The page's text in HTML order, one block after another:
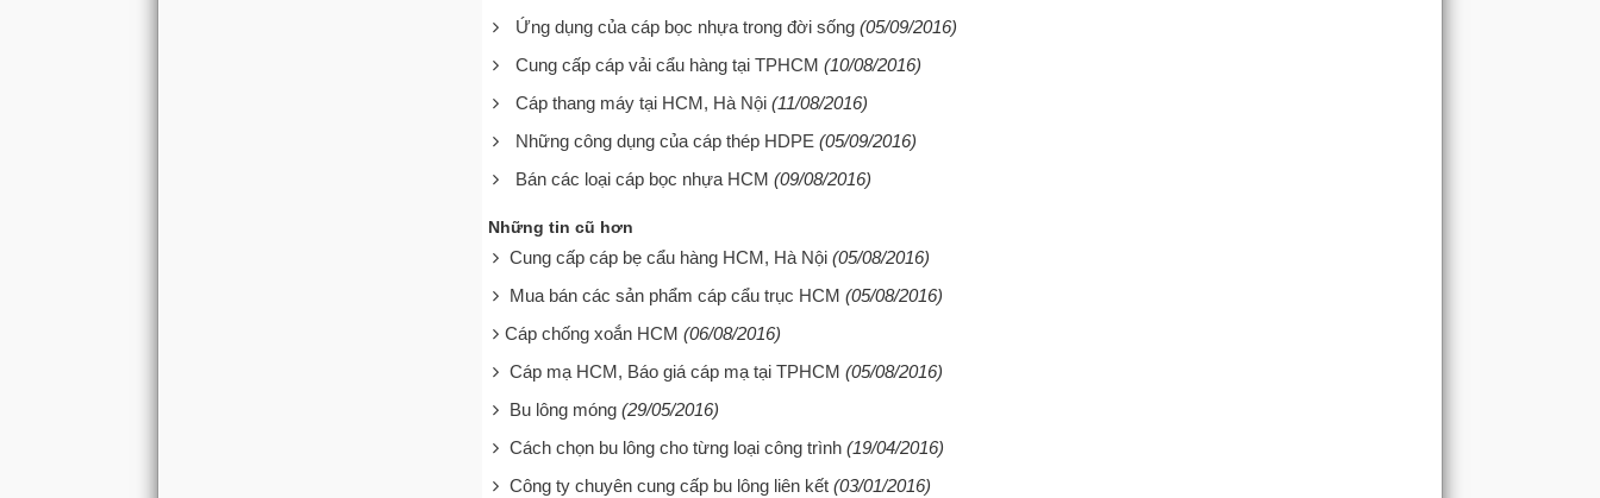
Ứng dụng của cáp bọc nhựa trong đời sống (05/09/2016)
Cung cấp cáp vải cẩu hàng tại TPHCM (10/08/2016)
Cáp thang máy tại HCM, Hà Nội (11/08/2016)
Những công dụng của cáp thép HDPE (05/09/2016)
Bán các loại cáp bọc nhựa HCM (09/08/2016)
Những tin cũ hơn
Cung cấp cáp bẹ cẩu hàng HCM, Hà Nội (05/08/2016)
Mua bán các sản phẩm cáp cẩu trục HCM (05/08/2016)
​Cáp chống xoắn HCM (06/08/2016)
Cáp mạ HCM, Báo giá cáp mạ tại TPHCM (05/08/2016)
Bu lông móng (29/05/2016)
Cách chọn bu lông cho từng loại công trình (19/04/2016)
Công ty chuyên cung cấp bu lông liên kết (03/01/2016)